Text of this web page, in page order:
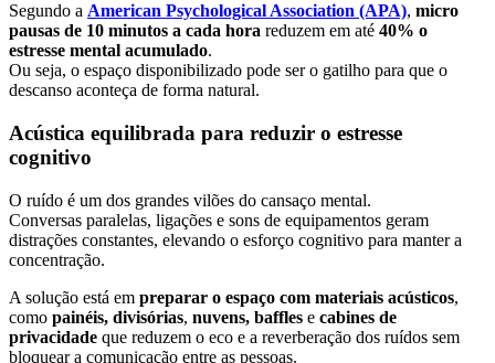
Segundo a American Psychological Association (APA), micro
pausas de 10 minutos a cada hora reduzem em até 40% o
estresse mental acumulado.
Ou seja, o espaço disponibilizado pode ser o gatilho para que o
descanso aconteça de forma natural.
Acústica equilibrada para reduzir o estresse
cognitivo
O ruído é um dos grandes vilões do cansaço mental.
Conversas paralelas, ligações e sons de equipamentos geram
distrações constantes, elevando o esforço cognitivo para manter a
concentração.
A solução está em preparar o espaço com materiais acústicos,
como painéis, divisórias, nuvens, baffles e cabines de
privacidade que reduzem o eco e a reverberação dos ruídos sem
bloquear a comunicação entre as pessoas.